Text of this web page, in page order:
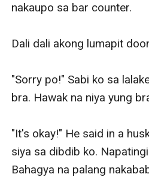
nakaupo sa bar counter.
Dali dali akong lumapit
"Sorry po!" Sabi ko sa
bra. Hawak na niya yung
"It's okay!" He said in a
siya sa dibdib ko.
Bahagya na palang